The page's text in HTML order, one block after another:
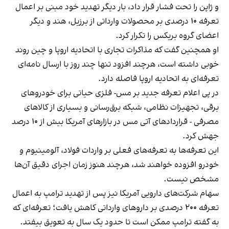
و ژاپن را تحت فشار قرار داد، بار دیگر تهدید خود مبنی بر اعمال
تعرفه ۱۰ درصدی بر محصولات وارداتی از برزیل، هند و دیگر
اعضای گروه بریکس را تکرار کرد.
او همچنین گفت که مذاکرات تجاری با اتحادیه اروپا و چین روند
خوبی داشته است، هرچند افزود تنها چند روز با ارسال نامه‌ای
تعرفه‌ای به اتحادیه اروپا فاصله دارد.
در پی اعلام تعرفه جدید بر مس- فلزی حیاتی برای خودروهای
برقی، تجهیزات نظامی، شبکه برق‌رسانی و بسیاری از کالاهای
مصرفی - قراردادهای آتی مس در بازارهای آمریکا بیش از ۱۰ درصد
جهش کرد.
این تعرفه‌ها به تعرفه‌های فعلی بر واردات فولاد، آلومینیوم و
خودرو افزوده خواهند شد، هرچند هنوز زمان اجرای دقیق آن‌ها
مشخص نیست.
سهام شرکت‌های دارویی آمریکا نیز پس از تهدید ترامپ به اعمال
تعرفه ۲۰۰ درصدی بر داروهای وارداتی کاهش یافت؛ تعرفه‌ای که
به گفته ترامپ ممکن است تا حدود یک سال به تعویق بیفتد.